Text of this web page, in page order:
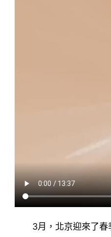
3月，北京迎來了春